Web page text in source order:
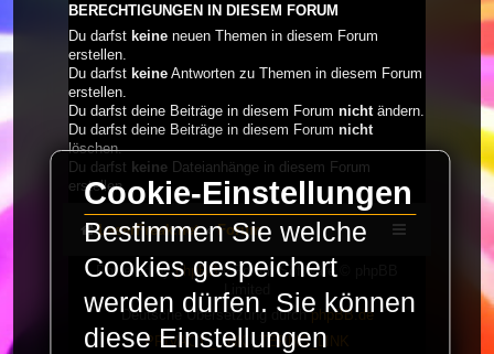
BERECHTIGUNGEN IN DIESEM FORUM
Du darfst keine neuen Themen in diesem Forum
erstellen.
Du darfst keine Antworten zu Themen in diesem Forum
erstellen.
Du darfst deine Beiträge in diesem Forum nichtändern.
Du darfst deine Beiträge in diesem Forum nicht
löschen.
Du darfst keine Dateianhänge in diesem Forum
erstellen.
LaserFreak.net Forum
Powered byphpBB® Forum Software © phpBB
Limited
Deutsche Übersetzung durchphpBB.de
PRIVACY_LINK | TERMS_LINK
Cookie-Einstellungen
Bestimmen Sie welche
Cookies gespeichert
werden dürfen. Sie können
diese Einstellungen